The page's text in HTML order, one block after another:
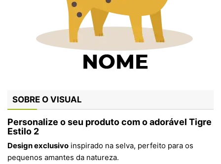
SOBRE O VISUAL
Personalize o seu produto com o adorável Tigre
Estilo 2
Design exclusivo inspirado na selva, perfeito para os
pequenos amantes da natureza.